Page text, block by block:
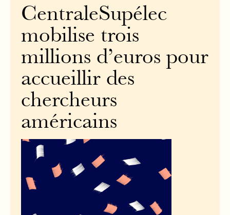
CentraleSupélec
mobilise trois
millions d’euros pour
accueillir des
chercheurs
américains